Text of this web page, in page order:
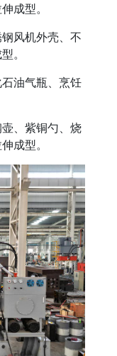
成型。
风机外壳、不
。
油气瓶、烹饪
、紫铜勺、烧
成型。